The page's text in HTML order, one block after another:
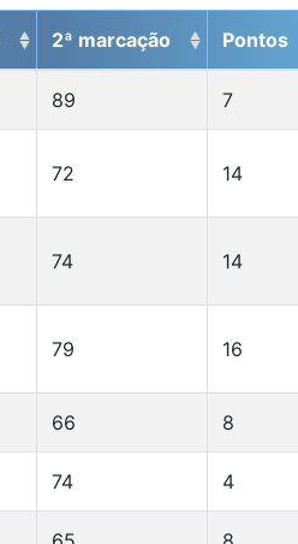
2ª marcação Pontos
89 7
72 14
74 14
79 16
66 8
74 4